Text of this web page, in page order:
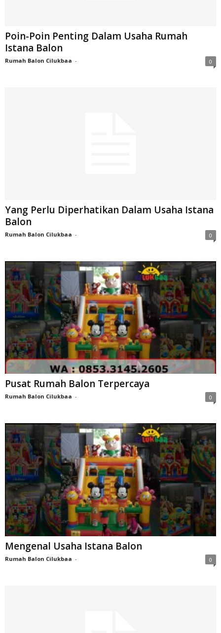
Poin-Poin Penting Dalam Usaha Rumah
Istana Balon
Rumah Balon Cilukbaa - 0
Yang Perlu Diperhatikan Dalam Usaha Istana
Balon
Rumah Balon Cilukbaa - 0
Pusat Rumah Balon Terpercaya
Rumah Balon Cilukbaa - 0
Mengenal Usaha Istana Balon
Rumah Balon Cilukbaa - 0